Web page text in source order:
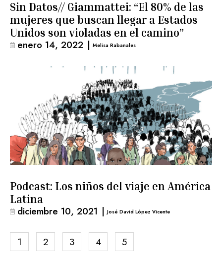
Sin Datos// Giammattei: “El 80% de las
mujeres que buscan llegar a Estados
Unidos son violadas en el camino”
enero 14, 2022 | Melisa Rabanales
Podcast: Los niños del viaje en América
Latina
diciembre 10, 2021 | José David López Vicente
1 2 3 4 5